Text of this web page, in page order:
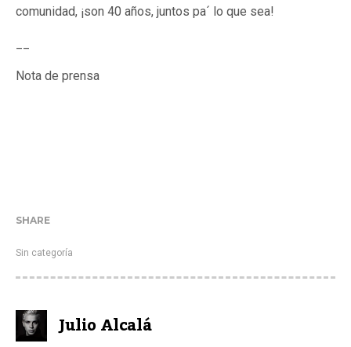
comunidad, ¡son 40 años, juntos pa´ lo que sea!
Nota de prensa
SHARE
Sin categoría
Julio Alcalá